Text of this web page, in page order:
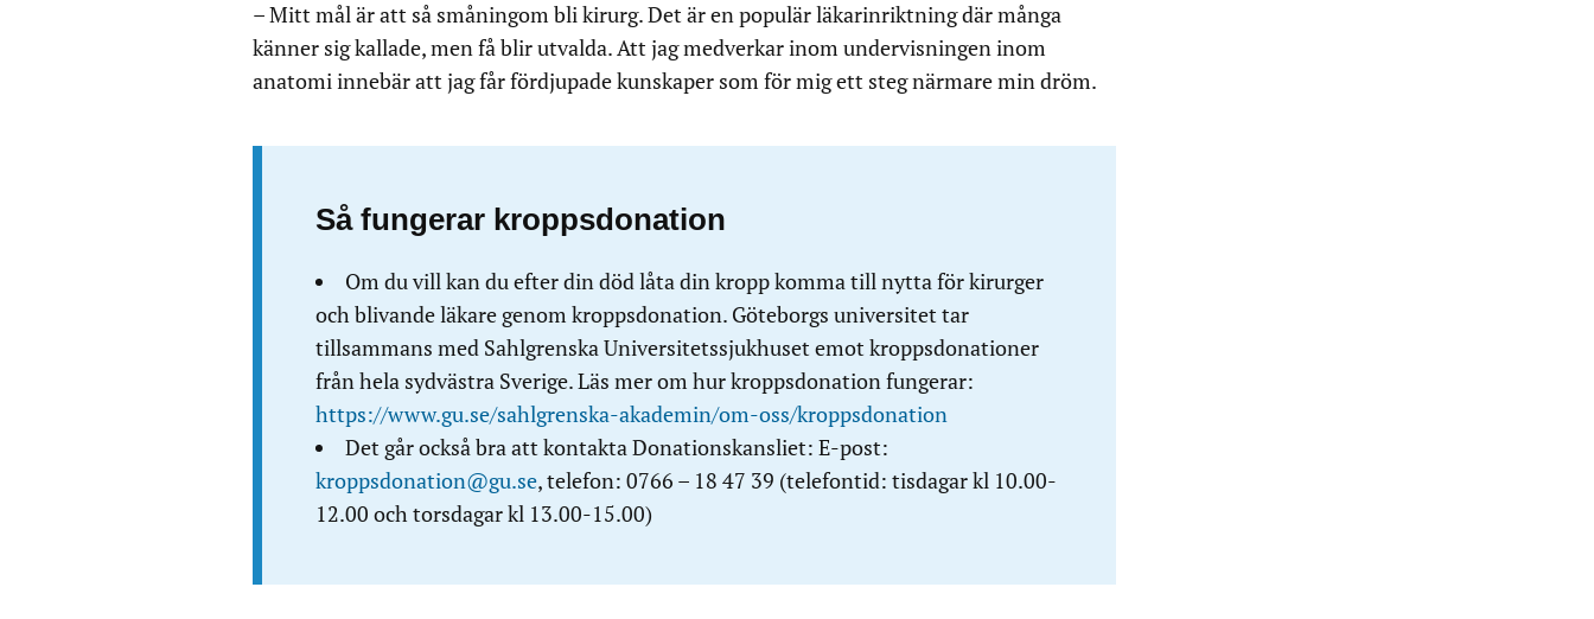
– Mitt mål är att så småningom bli kirurg. Det är en populär läkarinriktning där många
känner sig kallade, men få blir utvalda. Att jag medverkar inom undervisningen inom
anatomi innebär att jag får fördjupade kunskaper som för mig ett steg närmare min dröm.
Så fungerar kroppsdonation
Om du vill kan du efter din död låta din kropp komma till nytta för kirurger
och blivande läkare genom kroppsdonation. Göteborgs universitet tar
tillsammans med Sahlgrenska Universitetssjukhuset emot kroppsdonationer
från hela sydvästra Sverige. Läs mer om hur kroppsdonation fungerar:
https://www.gu.se/sahlgrenska-akademin/om-oss/kroppsdonation
Det går också bra att kontakta Donationskansliet: E-post:
kroppsdonation@gu.se, telefon: 0766 – 18 47 39 (telefontid: tisdagar kl 10.00-
12.00 och torsdagar kl 13.00-15.00)